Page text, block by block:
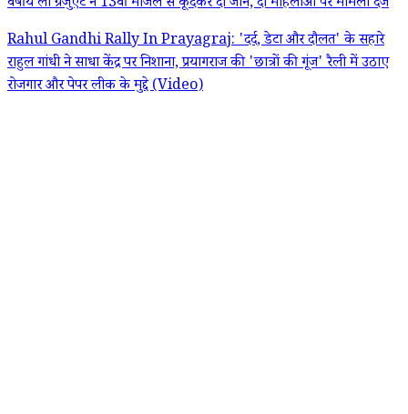
Rahul Gandhi Rally In Prayagraj: 'दर्द, डेटा और दौलत' के सहारे
राहुल गांधी ने साधा केंद्र पर निशाना, प्रयागराज की 'छात्रों की गूंज' रैली में उठाए
रोजगार और पेपर लीक के मुद्दे (Video)